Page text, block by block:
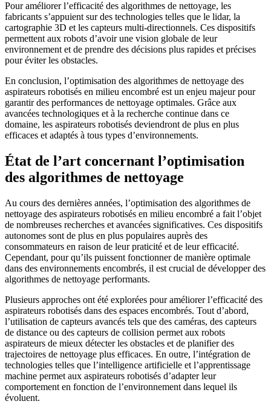
Pour améliorer l’efficacité des algorithmes de nettoyage, les
fabricants s’appuient sur des technologies telles que le lidar, la
cartographie 3D et les capteurs multi-directionnels. Ces dispositifs
permettent aux robots d’avoir une vision globale de leur
environnement et de prendre des décisions plus rapides et précises
pour éviter les obstacles.
En conclusion, l’optimisation des algorithmes de nettoyage des
aspirateurs robotisés en milieu encombré est un enjeu majeur pour
garantir des performances de nettoyage optimales. Grâce aux
avancées technologiques et à la recherche continue dans ce
domaine, les aspirateurs robotisés deviendront de plus en plus
efficaces et adaptés à tous types d’environnements.
État de l’art concernant l’optimisation
des algorithmes de nettoyage
Au cours des dernières années, l’optimisation des algorithmes de
nettoyage des aspirateurs robotisés en milieu encombré a fait l’objet
de nombreuses recherches et avancées significatives. Ces dispositifs
autonomes sont de plus en plus populaires auprès des
consommateurs en raison de leur praticité et de leur efficacité.
Cependant, pour qu’ils puissent fonctionner de manière optimale
dans des environnements encombrés, il est crucial de développer des
algorithmes de nettoyage performants.
Plusieurs approches ont été explorées pour améliorer l’efficacité des
aspirateurs robotisés dans des espaces encombrés. Tout d’abord,
l’utilisation de capteurs avancés tels que des caméras, des capteurs
de distance ou des capteurs de collision permet aux robots
aspirateurs de mieux détecter les obstacles et de planifier des
trajectoires de nettoyage plus efficaces. En outre, l’intégration de
technologies telles que l’intelligence artificielle et l’apprentissage
machine permet aux aspirateurs robotisés d’adapter leur
comportement en fonction de l’environnement dans lequel ils
évoluent.